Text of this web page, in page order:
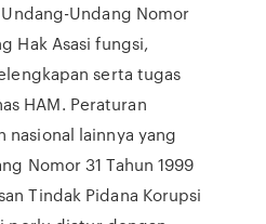
Undang Nomor
Hak Asasi fungsi,
serta tugas
HAM. Peraturan
lainnya yang
Nomor 31 Tahun 1999
Tindak Pidana Korupsi